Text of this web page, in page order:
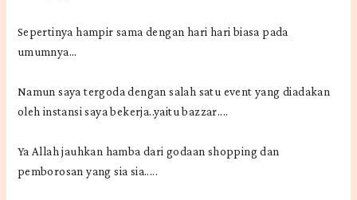
Sepertinya hampir sama dengan hari hari biasa pada
umumnya...
Namun saya tergoda dengan salah satu event yang diadakan
oleh instansi saya bekerja..yaitu bazzar....
Ya Allah jauhkan hamba dari godaan shopping dan
pemborosan yang sia sia.....